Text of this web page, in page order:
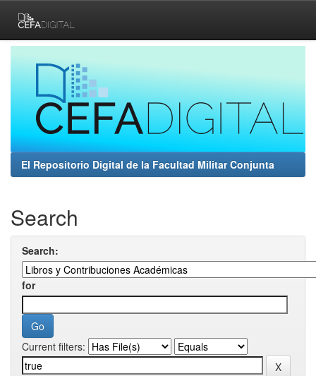
navigation
El Repositorio Digital de la Facultad Militar Conjunta
Search
Search:
for
Current filters: